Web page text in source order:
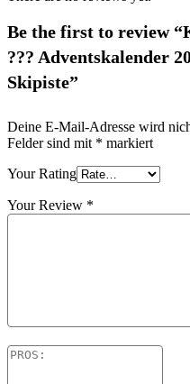
Be the first to review
??? Adventskalender
Skipiste”
Deine E-Mail-Adresse wird
Felder sind mit * markiert
Your Rating
Your Review *